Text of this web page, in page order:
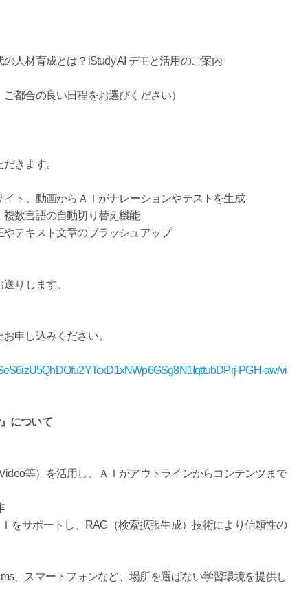
人材育成とは？iStudy AI デモと活用のご案内
合の良い日程をお選びください）
きます。
ト、動画からＡＩがナレーションやテストを生成
数言語の自動切り替え機能
テキスト文章のブラッシュアップ
りします。
申し込みください。
PGH-aw/vi
について
等）を活用し、ＡＩがアウトラインからコンテンツまで
をサポートし、RAG（検索拡張生成）技術により信頼性の
、スマートフォンなど、場所を選ばない学習環境を提供し